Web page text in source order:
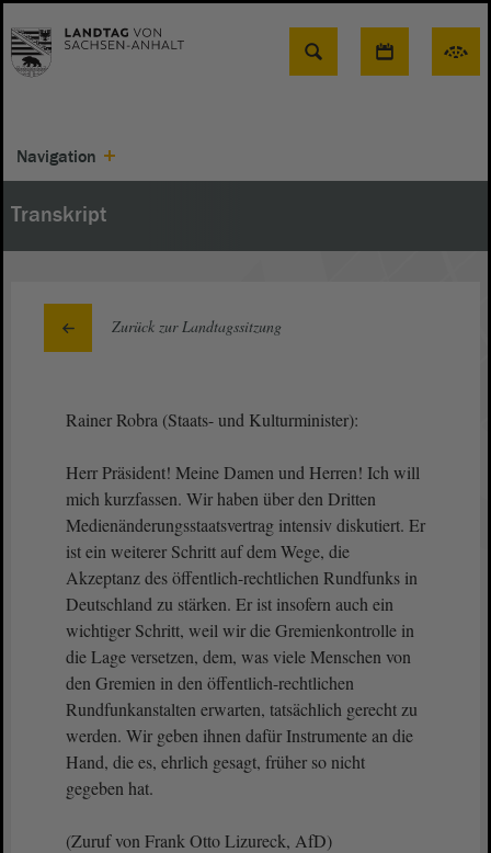
Suche
Navigation
Transkript
Zurück zur Landtagssitzung
Rainer Robra (Staats- und Kulturminister):
Herr Präsident! Meine Damen und Herren! Ich will
mich kurzfassen. Wir haben über den Dritten
Medienänderungsstaatsvertrag intensiv diskutiert. Er
ist ein weiterer Schritt auf dem Wege, die
Akzeptanz des öffentlich-rechtlichen Rundfunks in
Deutschland zu stärken. Er ist insofern auch ein
wichtiger Schritt, weil wir die Gremienkontrolle in
die Lage versetzen, dem, was viele Menschen von
den Gremien in den öffentlich-rechtlichen
Rundfunkanstalten erwarten, tatsächlich gerecht zu
werden. Wir geben ihnen dafür Instrumente an die
Hand, die es, ehrlich gesagt, früher so nicht
gegeben hat.
(Zuruf von Frank Otto Lizureck, AfD)